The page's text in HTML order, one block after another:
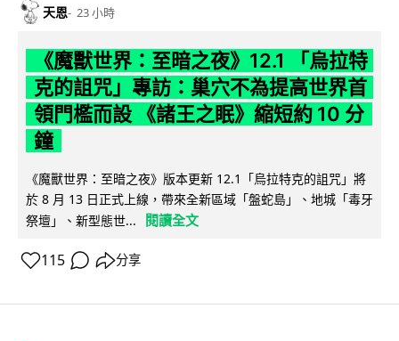
天恩 23 小時
《魔獸世界：至暗之夜》12.1 「烏拉特
克的詛咒」專訪：巢穴不為提高世界首
領門檻而設 《諸王之眠》縮短約 10 分
鐘
《魔獸世界：至暗之夜》版本更新 12.1「烏拉特克的詛咒」將
於 8 月 13 日正式上線，帶來全新區域「盤蛇島」、地城「毒牙
祭壇」、新型態世...
閱讀全文
115 分享